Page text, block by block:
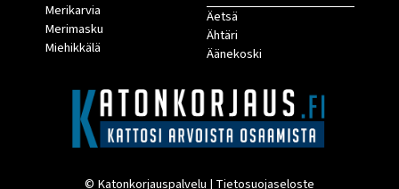
Merikarvia
Merimasku
Miehikkälä
Äetsä
Ähtäri
Äänekoski
© Katonkorjauspalvelu | Tietosuojaseloste